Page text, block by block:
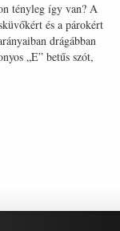
tényleg így van? A
és a párokért
drágábban
„E” betűs szót,